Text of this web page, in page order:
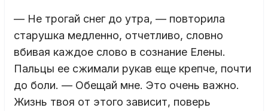
— Не трогай снег до утра, — повторила
старушка медленно, отчетливо, словно
вбивая каждое слово в сознание Елены.
Пальцы ее сжимали рукав еще крепче, почти
до боли. — Обещай мне. Это очень важно.
Жизнь твоя от этого зависит, поверь